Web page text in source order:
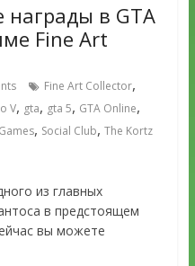
награды в GTA
Fine Art
Fine Art Collector,
V, gta, gta 5, GTA Online,
, Social Club, The Kortz
из главных
в предстоящем
вы можете